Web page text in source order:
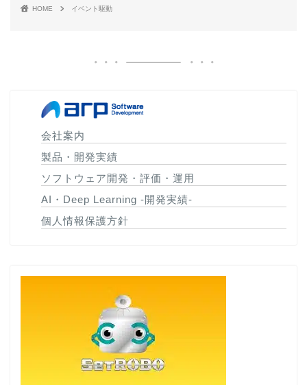
HOME イベント駆動
会社案内
製品・開発実績
ソフトウェア開発・評価・運用
AI・Deep Learning -開発実績-
個人情報保護方針